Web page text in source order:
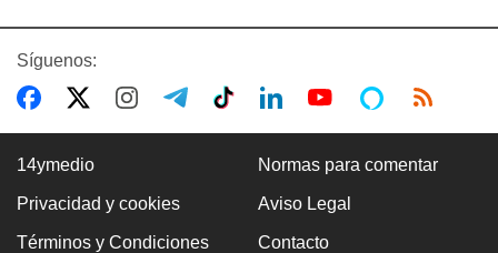
Síguenos:
14ymedio Normas para comentar
Privacidad y cookies Aviso Legal
Términos y Condiciones Contacto